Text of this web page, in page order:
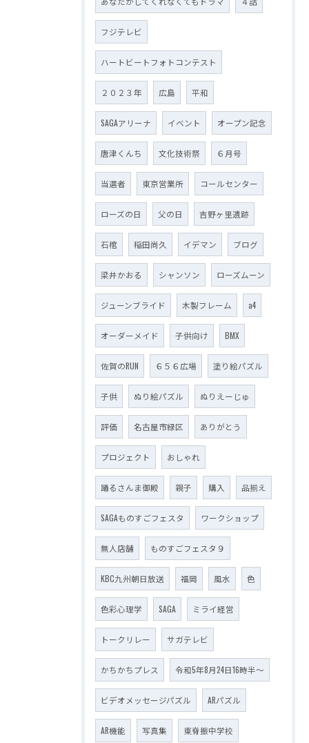
フジテレビ
ハートビートフォトコンテスト
２０２３年 広島 平和
SAGAアリーナ イベント オープン記念
唐津くんち 文化技術祭 ６月号
当選者 東京営業所 コールセンター
ローズの日 父の日 吉野ヶ里遺跡
石棺 稲田尚久 イデマン ブログ
梁井かおる シャンソン ローズムーン
ジューンブライド 木製フレーム a4
オーダーメイド 子供向け BMX
佐賀のRUN ６５６広場 塗り絵パズル
子供 ぬり絵パズル ぬりえーじゅ
評価 名古屋市緑区 ありがとう
プロジェクト おしゃれ
踊るさんま御殿 親子 購入 品揃え
SAGAものすごフェスタ ワークショップ
無人店舗 ものすごフェスタ９
KBC九州朝日放送 福岡 風水 色
色彩心理学 SAGA ミライ経営
トークリレー サガテレビ
かちかちプレス 令和5年8月24日16時半～
ビデオメッセージパズル ARパズル
AR機能 写真集 東脊振中学校